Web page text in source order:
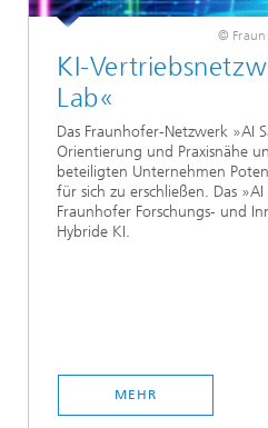
©
KI-
Lab«
Das Fraunhofer-Netzwerk »AI
Orientierung und Praxisnähe
beteiligten Unternehmen
für sich zu erschließen. Das »AI
Fraunhofer Forschungs- und
Hybride KI.
MEHR